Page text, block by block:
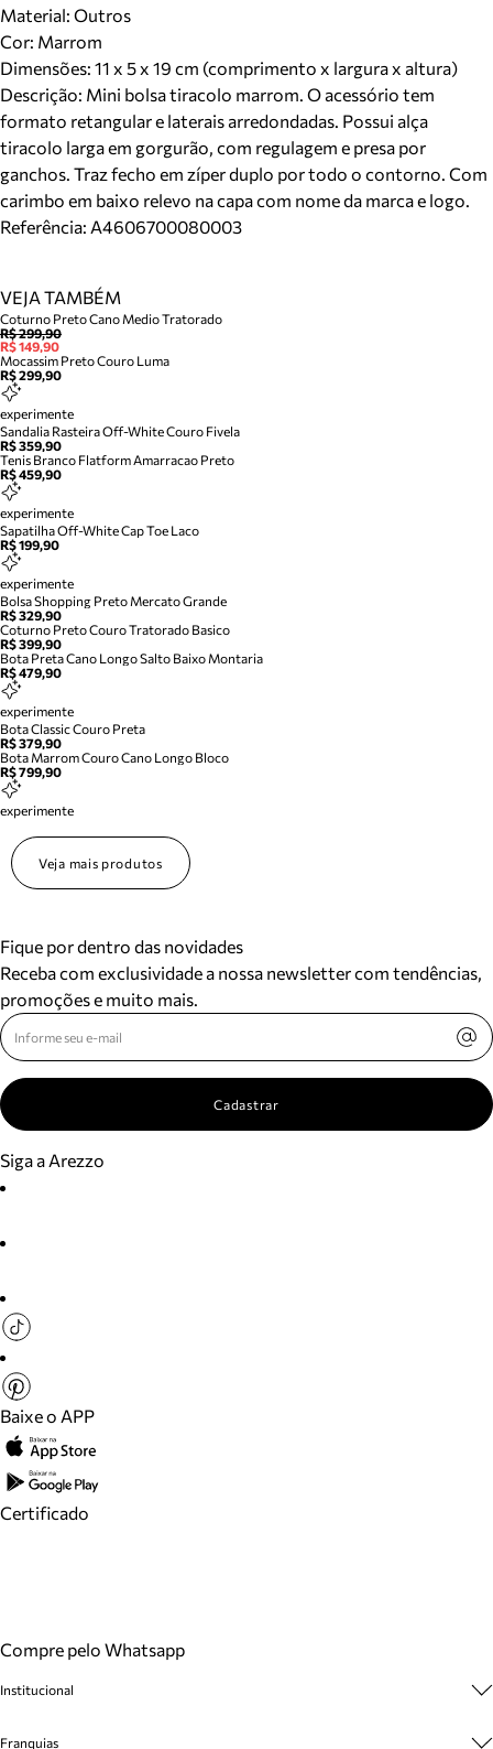
Material: Outros
Cor: Marrom
Dimensões: 11 x 5 x 19 cm (comprimento x largura x altura)
Descrição: Mini bolsa tiracolo marrom. O acessório tem
formato retangular e laterais arredondadas. Possui alça
tiracolo larga em gorgurão, com regulagem e presa por
ganchos. Traz fecho em zíper duplo por todo o contorno. Com
carimbo em baixo relevo na capa com nome da marca e logo.
Referência: A4606700080003
VEJA TAMBÉM
Coturno Preto Cano Medio Tratorado
R$ 299,90
R$ 149,90
Mocassim Preto Couro Luma
R$ 299,90
experimente
Sandalia Rasteira Off-White Couro Fivela
R$ 359,90
Tenis Branco Flatform Amarracao Preto
R$ 459,90
experimente
Sapatilha Off-White Cap Toe Laco
R$ 199,90
experimente
Bolsa Shopping Preto Mercato Grande
R$ 329,90
Coturno Preto Couro Tratorado Basico
R$ 399,90
Bota Preta Cano Longo Salto Baixo Montaria
R$ 479,90
experimente
Bota Classic Couro Preta
R$ 379,90
Bota Marrom Couro Cano Longo Bloco
R$ 799,90
experimente
Veja mais produtos
Fique por dentro das novidades
Receba com exclusividade a nossa newsletter com tendências,
promoções e muito mais.
Cadastrar
Siga a Arezzo
Baixe o APP
Certificado
Compre pelo Whatsapp
Institucional
Franquias